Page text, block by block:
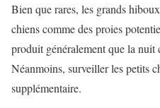
Bien que rares, les grands
chiens comme des proies
produit généralement que la nuit
Néanmoins, surveiller les petits
supplémentaire.